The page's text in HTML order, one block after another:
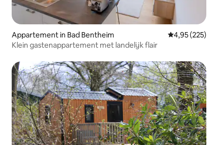
Appartement in Bad Bentheim Gemiddelde
4,95 (225)
Klein gastenappartement met landelijk flair